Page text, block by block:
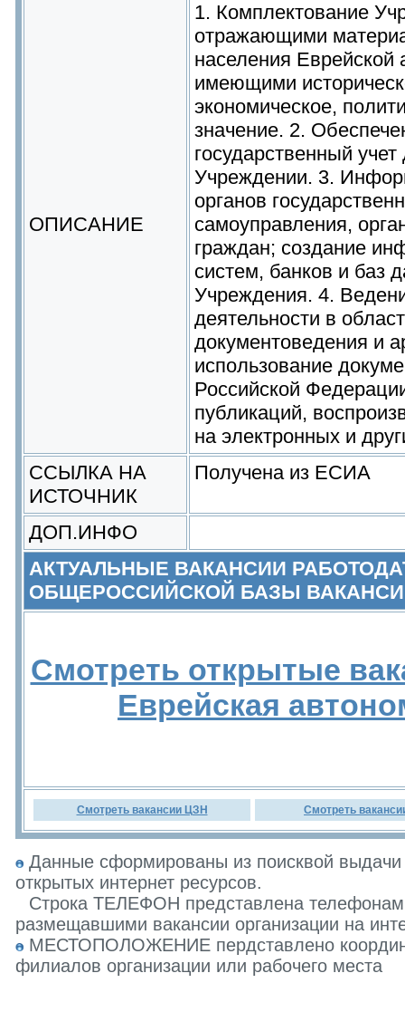
ОПИСАНИЕ
1. Комплектование
отражающими
населения Еврейской
имеющими
экономическое,
значение. 2.
государственный
Учреждении. 3.
органов
самоуправления,
граждан; создание
систем, банков и баз
Учреждения. 4.
деятельности в
документоведения и
использование
Российской
публикаций,
на электронных и
ССЫЛКА НА
ИСТОЧНИК
Получена из ЕСИА
ДОП.ИНФО
АКТУАЛЬНЫЕ ВАКАНСИИ
ОБЩЕРОССИЙСКОЙ БАЗЫ
Смотреть открытые
Еврейская
Смотреть вакансии ЦЗН Смотреть
Данные сформированы из поисквой
открытых интернет ресурсов.
Строка ТЕЛЕФОН представлена
размещавшими вакансии организации на
МЕСТОПОЛОЖЕНИЕ пердставлено
филиалов организации или рабочего места